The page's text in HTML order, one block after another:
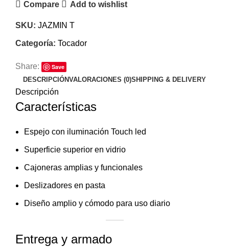
Compare Add to wishlist
SKU: JAZMIN T
Categoría: Tocador
Share:
Save
DESCRIPCIÓNVALORACIONES (0)SHIPPING & DELIVERY
Descripción
Características
Espejo con iluminación Touch led
Superficie superior en vidrio
Cajoneras amplias y funcionales
Deslizadores en pasta
Diseño amplio y cómodo para uso diario
Entrega y armado